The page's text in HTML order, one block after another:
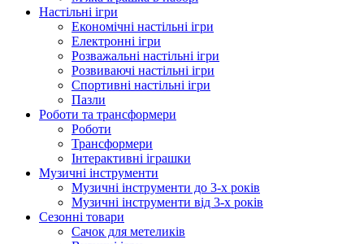
Настільні ігри
Економічні настільні ігри
Електронні ігри
Розважальні настільні ігри
Розвиваючі настільні ігри
Спортивні настільні ігри
Пазли
Роботи та трансформери
Роботи
Трансформери
Інтерактивні іграшки
Музичні інструменти
Музичні інструменти до 3-х років
Музичні інструменти від 3-х років
Сезонні товари
Сачок для метеликів